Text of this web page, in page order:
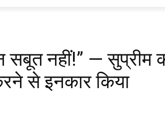
नहीं!” — सुप्रीम
से इनकार किया